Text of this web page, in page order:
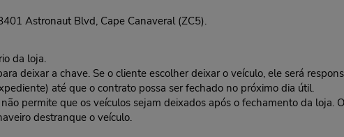
Astronaut Blvd, Cape Canaveral (ZC5).
da loja.
deixar a chave. Se o cliente escolher deixar o veículo, ele será
até que o contrato possa ser fechado no próximo dia útil.
permite que os veículos sejam deixados após o fechamento da
destranque o veículo.